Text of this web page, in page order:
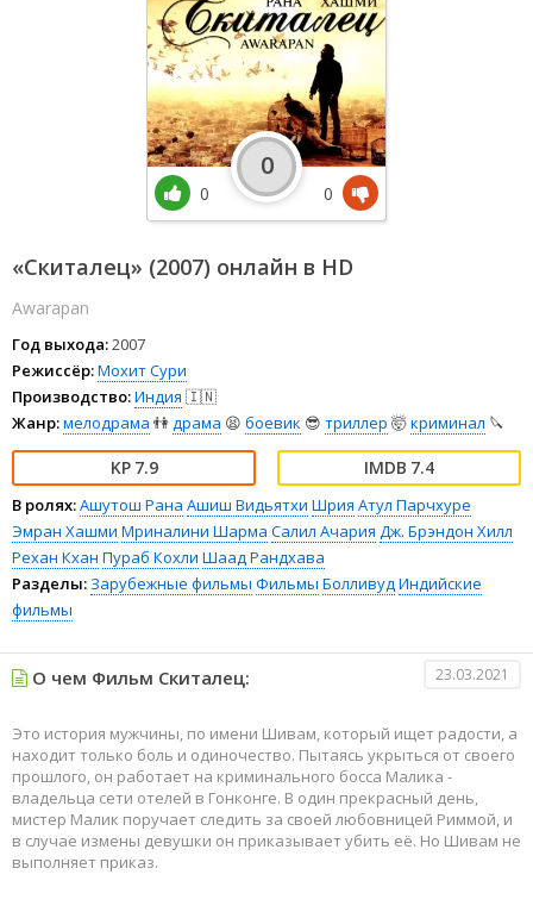
«Скиталец» (2007) онлайн в HD
Awarapan
Год выхода:2007
Режиссёр:Мохит Сури
Производство:Индия 🇮🇳
Жанр:мелодрама 👫драма 😫 боевик 😎 триллер 🤯криминал 🔪
7.9 7.4
В ролях:Ашутош Рана Ашиш Видьятхи Шрия Атул Парчхуре
Эмран Хашми Мриналини Шарма Салил Ачария Дж. Брэндон Хилл
Рехан Кхан Пураб Кохли Шаад Рандхава
Разделы: Зарубежные фильмы Фильмы БолливудИндийские
фильмы
0
0
0
О чем Фильм Скиталец: 23.03.2021
Это история мужчины, по имени Шивам, который ищет радости, а
находит только боль и одиночество. Пытаясь укрыться от своего
прошлого, он работает на криминального босса Малика -
владельца сети отелей в Гонконге. В один прекрасный день,
мистер Малик поручает следить за своей любовницей Риммой, и
в случае измены девушки он приказывает убить её. Но Шивам не
выполняет приказ.